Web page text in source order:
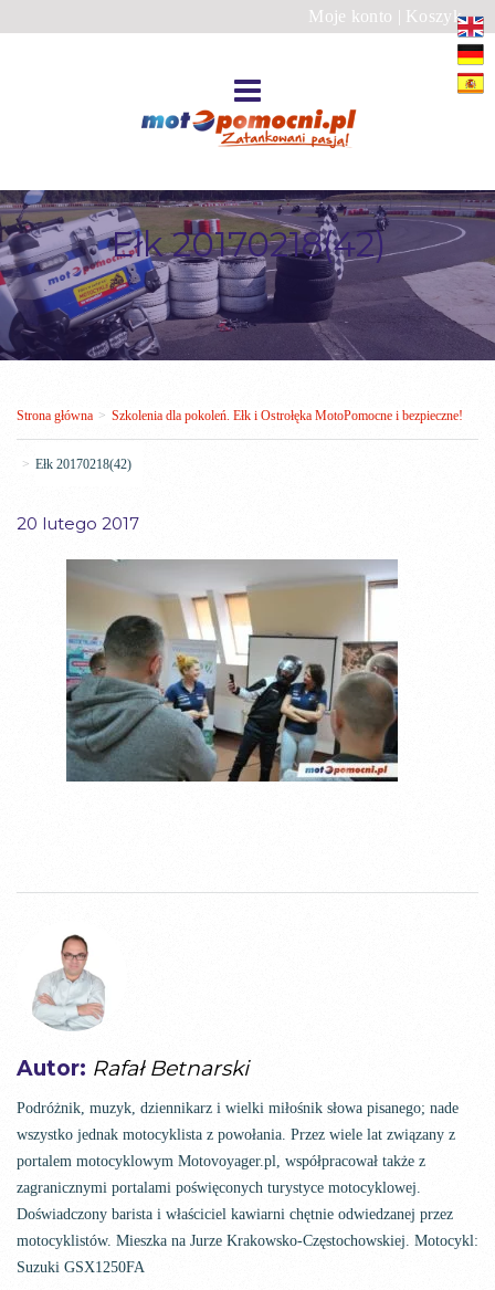
Moje konto | Koszyk
Ełk 20170218(42)
Strona główna > Szkolenia dla pokoleń. Ełk i Ostrołęka MotoPomocne i bezpieczne!
> Ełk 20170218(42)
20 lutego 2017
Autor: Rafał Betnarski
Podróżnik, muzyk, dziennikarz i wielki miłośnik słowa pisanego; nade
wszystko jednak motocyklista z powołania. Przez wiele lat związany z
portalem motocyklowym Motovoyager.pl, współpracował także z
zagranicznymi portalami poświęconych turystyce motocyklowej.
Doświadczony barista i właściciel kawiarni chętnie odwiedzanej przez
motocyklistów. Mieszka na Jurze Krakowsko-Częstochowskiej. Motocykl:
Suzuki GSX1250FA